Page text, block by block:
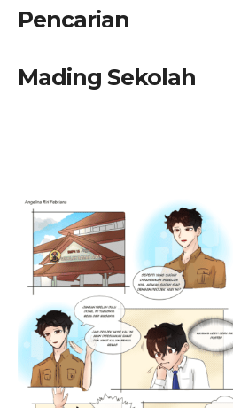
Pencarian
Mading Sekolah